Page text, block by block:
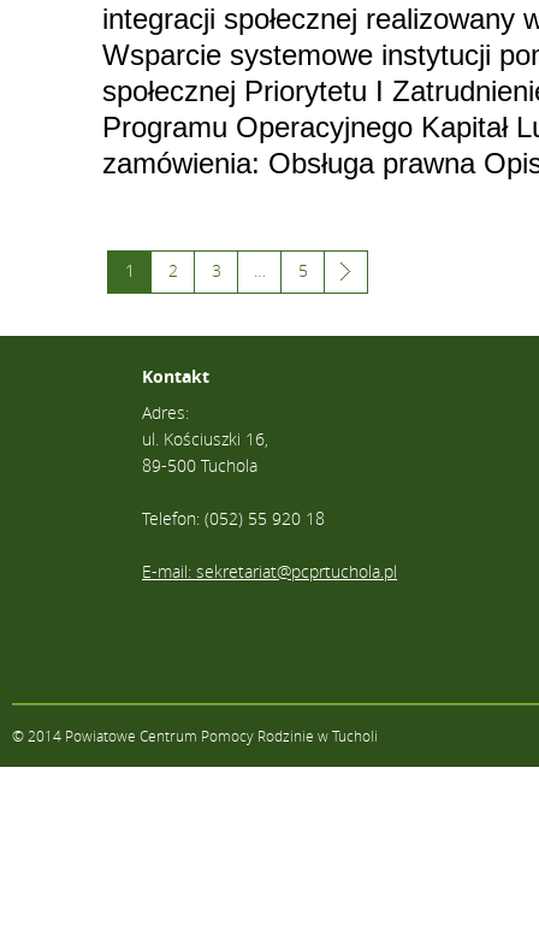
integracji społecznej realizowany
Wsparcie systemowe instytucji
społecznej Priorytetu I
Programu Operacyjnego Kapitał
zamówienia: Obsługa prawna
1 2 3 … 5
Kontakt
Adres:
ul. Kościuszki 16,
89-500 Tuchola
Telefon: (052) 55 920 18
E-mail: sekretariat@pcprtuchola.pl
© 2014 Powiatowe Centrum Pomocy Rodzinie w Tucholi